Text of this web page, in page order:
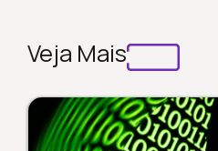
Veja Mais